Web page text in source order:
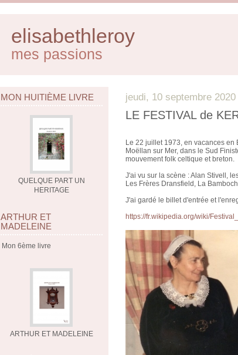
elisabethleroy
mes passions
MON HUITIÈME LIVRE
QUELQUE PART UN
HERITAGE
ARTHUR ET
MADELEINE
Mon 6ème livre
ARTHUR ET MADELEINE
jeudi, 10 septembre 2020
LE FESTIVAL de
Le 22 juillet 1973, en vacances en
Moëllan sur Mer, dans le Sud
mouvement folk celtique et breton.
J'ai vu sur la scène : Alan Stivell,
Les Frères Dransfield, La
J'ai gardé le billet d'entrée et
https://fr.wikipedia.org/wiki/